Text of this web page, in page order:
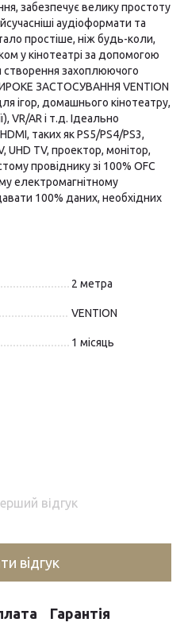
забезпечує велику простоту
аудіоформати та
простіше, ніж будь-коли,
у кінотеатрі за допомогою
створення захоплюючого
ЗАСТОСУВАННЯ VENTION
ігор, домашнього кінотеатру,
VR/AR і т.д. Ідеально
таких як PS5/PS4/PS3,
UHD TV, проектор, монітор,
провіднику зі 100% OFC
електромагнітному
100% даних, необхідних
2 метра
VENTION
1 місяць
відгук
відгук
Гарантія